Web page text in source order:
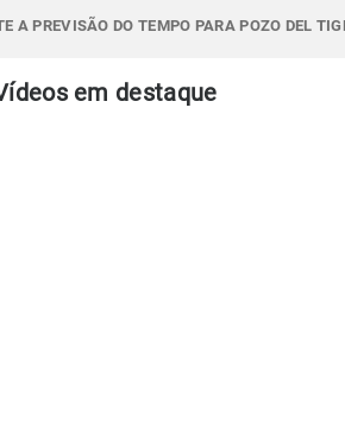
Temperatura
- 16km/h
S - 44km/h
27°
16°21°
- 12km/h
S - 41km/h
A PREVISÃO DO TEMPO PARA POZO DEL
em destaque